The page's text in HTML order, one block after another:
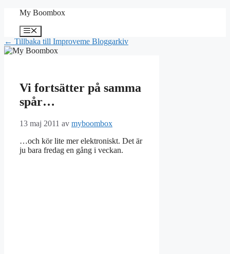
Hoppa
innehåll
My Boombox
Meny
← Tillbaka till Improveme Bloggarkiv
Vi fortsätter på samma
spår…
13 maj 2011 av myboombox
…och kör lite mer elektroniskt. Det är
ju bara fredag en gång i veckan.